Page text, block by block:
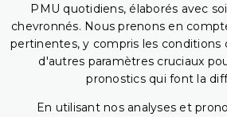
PMU quotidiens, élaborés avec
chevronnés. Nous prenons en
pertinentes, y compris les conditions
d'autres paramètres cruciaux
pronostics qui font la
En utilisant nos analyses et